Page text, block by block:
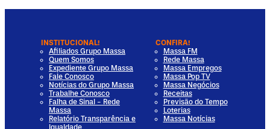
INSTITUCIONAL!
Afiliados Grupo Massa
Quem Somos
Expediente Grupo Massa
Fale Conosco
Notícias do Grupo Massa
Trabalhe Conosco
Falha de Sinal - Rede
Massa
Relatório Transparência e
Igualdade
CONFIRA!
Massa FM
Rede Massa
Massa Empregos
Massa Pop TV
Massa Negócios
Receitas
Previsão do Tempo
Loterias
Massa Notícias